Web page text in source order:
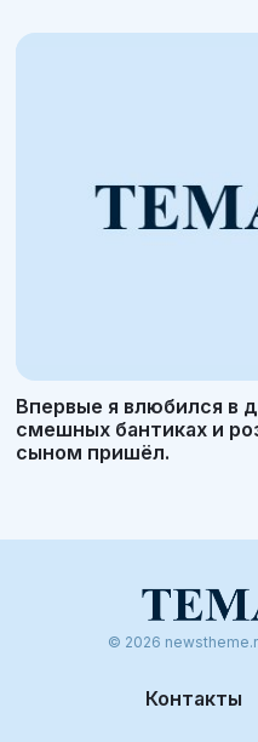
Впервые я влюбился в
смешных бантиках и
сыном пришёл.
© 2026
Контакты